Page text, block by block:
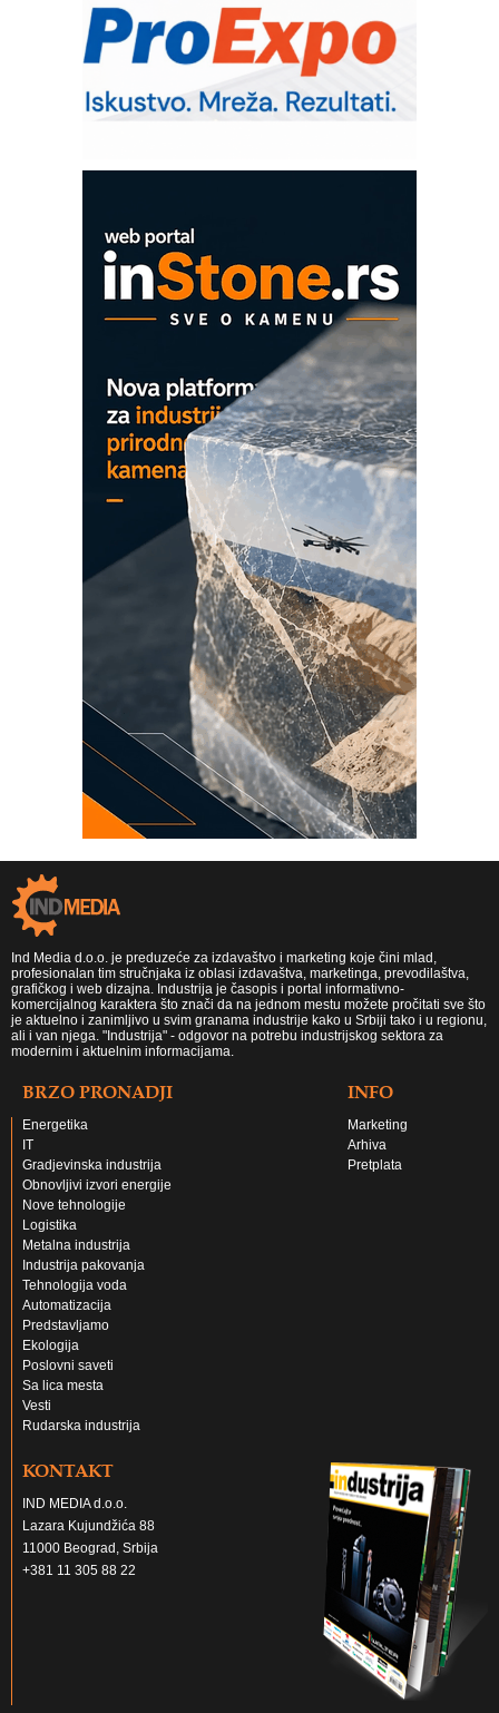
IB BLUMENAUER - više od 40 godina
poverenja u industriji
RMQ-TITAN ADVANCED INDICATOR
– Pametna signalizacija za efikasnije
upravljanje mašinama
EVOKS Maintenance Management
ROSA i SCHUNK podižu proizvodnju
na viši nivo
Detekcija različitih oblika
MAREX - Lim i mašine za savremena
Ind Media d.o.o. je preduzeće za izdavaštvo i marketing koje čini mlad,
profesionalan tim stručnjaka iz oblasi izdavaštva, marketinga, prevodilaštva,
grafičkog i web dizajna. Industrija je časopis i portal informativno-
komercijalnog karaktera što znači da na jednom mestu možete pročitati sve što
je aktuelno i zanimljivo u svim granama industrije kako u Srbiji tako i u regionu,
ali i van njega. "Industrija" - odgovor na potrebu industrijskog sektora za
modernim i aktuelnim informacijama.
BRZO PRONADJI
Energetika
IT
Gradjevinska industrija
Obnovljivi izvori energije
Nove tehnologije
Logistika
Metalna industrija
Industrija pakovanja
Tehnologija voda
Automatizacija
Predstavljamo
Ekologija
Poslovni saveti
Sa lica mesta
Vesti
Rudarska industrija
INFO
Marketing
Arhiva
Pretplata
KONTAKT
IND MEDIA d.o.o.
Lazara Kujundžića 88
11000 Beograd, Srbija
+381 11 305 88 22